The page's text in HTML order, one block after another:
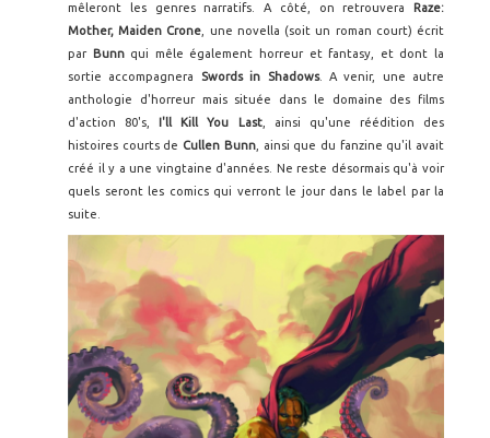
mêleront les genres narratifs. A côté, on retrouvera
Raze:
Mother, Maiden Crone , une novella (soit un roman court) écrit
par Bunn qui mêle également horreur et fantasy, et dont la
sortie accompagnera
Swords in Shadows. A venir, une autre
anthologie d'horreur mais située dans le domaine des films
d'action 80's,
I'll Kill You Last, ainsi qu'une réédition des
histoires courts de Cullen Bunn, ainsi que du fanzine qu'il avait
créé il y a une vingtaine d'années. Ne reste désormais qu'à voir
quels seront les comics qui verront le jour dans le label par la
suite.